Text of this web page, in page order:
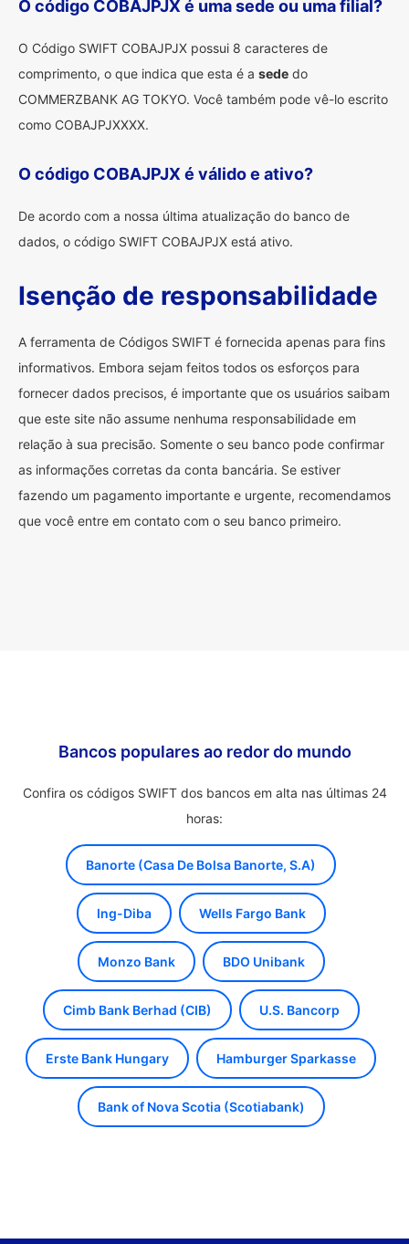
O código COBAJPJX é uma sede ou uma filial?
O Código SWIFT COBAJPJX possui 8 caracteres de
comprimento, o que indica que esta é a sede do
COMMERZBANK AG TOKYO. Você também pode vê-lo escrito
como COBAJPJXXXX.
O código COBAJPJX é válido e ativo?
De acordo com a nossa última atualização do banco de
dados, o código SWIFT COBAJPJX está ativo.
Isenção de responsabilidade
A ferramenta de Códigos SWIFT é fornecida apenas para fins
informativos. Embora sejam feitos todos os esforços para
fornecer dados precisos, é importante que os usuários saibam
que este site não assume nenhuma responsabilidade em
relação à sua precisão. Somente o seu banco pode confirmar
as informações corretas da conta bancária. Se estiver
fazendo um pagamento importante e urgente, recomendamos
que você entre em contato com o seu banco primeiro.
Bancos populares ao redor do mundo
Confira os códigos SWIFT dos bancos em alta nas últimas 24
horas:
Banorte (Casa De Bolsa Banorte, S.A)
Ing-Diba Wells Fargo Bank
Monzo Bank BDO Unibank
Cimb Bank Berhad (CIB) U.S. Bancorp
Erste Bank Hungary Hamburger Sparkasse
Bank of Nova Scotia (Scotiabank)